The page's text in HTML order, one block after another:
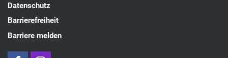
Datenschutz
Barrierefreiheit
Barriere melden